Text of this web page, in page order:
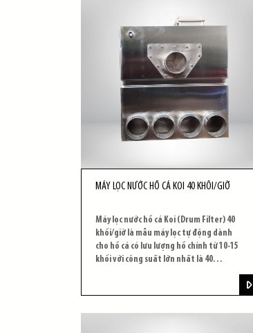
MÁY LỌC NƯỚC HỒ CÁ KOI 40 KHỐI/GIỜ
Máy lọc nước hồ cá Koi (Drum Filter) 40
khối/giờ là mẫu máy lọc tự động dành
cho hồ cá có lưu lượng hồ chính từ 10-15
khối với công suất lớn nhất là 40